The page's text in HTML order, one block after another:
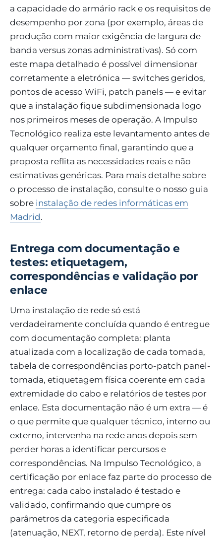
a capacidade do armário rack e os requisitos de
desempenho por zona (por exemplo, áreas de
produção com maior exigência de largura de
banda versus zonas administrativas). Só com
este mapa detalhado é possível dimensionar
corretamente a eletrónica — switches geridos,
pontos de acesso WiFi, patch panels — e evitar
que a instalação fique subdimensionada logo
nos primeiros meses de operação. A Impulso
Tecnológico realiza este levantamento antes de
qualquer orçamento final, garantindo que a
proposta reflita as necessidades reais e não
estimativas genéricas. Para mais detalhe sobre
o processo de instalação, consulte o nosso guia
sobre instalação de redes informáticas em
Madrid.
Entrega com documentação e
testes: etiquetagem,
correspondências e validação por
enlace
Uma instalação de rede só está
verdadeiramente concluída quando é entregue
com documentação completa: planta
atualizada com a localização de cada tomada,
tabela de correspondências porto-patch panel-
tomada, etiquetagem física coerente em cada
extremidade do cabo e relatórios de testes por
enlace. Esta documentação não é um extra — é
o que permite que qualquer técnico, interno ou
externo, intervenha na rede anos depois sem
perder horas a identificar percursos e
correspondências. Na Impulso Tecnológico, a
certificação por enlace faz parte do processo de
entrega: cada cabo instalado é testado e
validado, confirmando que cumpre os
parâmetros da categoria especificada
(atenuação, NEXT, retorno de perda). Este nível